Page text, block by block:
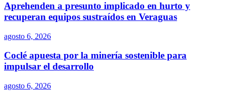
Aprehenden a presunto implicado en hurto y
recuperan equipos sustraídos en Veraguas
agosto 6, 2026
Coclé apuesta por la minería sostenible para
impulsar el desarrollo
agosto 6, 2026